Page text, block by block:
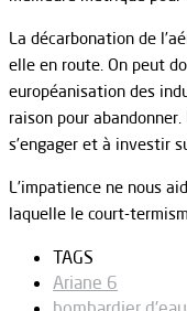
La décarbonation de
elle en route. On peut
européanisation des
raison pour
s’engager et à investir
L’impatience ne nous
laquelle le court-
TAGS
Ariane 6